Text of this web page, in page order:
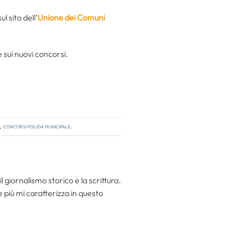
sito dell’Unione dei Comuni
nuovi concorsi.
concorsi polizia municipale.
giornalismo storico e la scrittura.
mi caratterizza in questo